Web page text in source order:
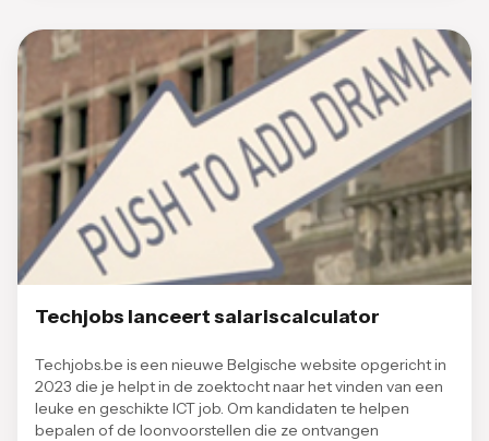
Techjobs lanceert salariscalculator
Techjobs.be is een nieuwe Belgische website opgericht in
2023 die je helpt in de zoektocht naar het vinden van een
leuke en geschikte ICT job. Om kandidaten te helpen
bepalen of de loonvoorstellen die ze ontvangen